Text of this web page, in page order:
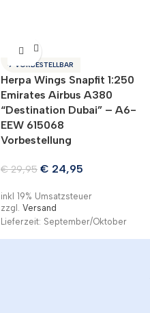
✈ VORBESTELLBAR
Herpa Wings Snapfit 1:250
Emirates Airbus A380
“Destination Dubai” – A6-
EEW 615068
Vorbestellung
€29,95 € 24,95
inkl 19% Umsatzsteuer
zzgl. Versand
Lieferzeit: September/Oktober